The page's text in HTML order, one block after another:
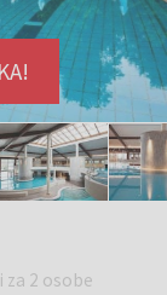
2 osobe